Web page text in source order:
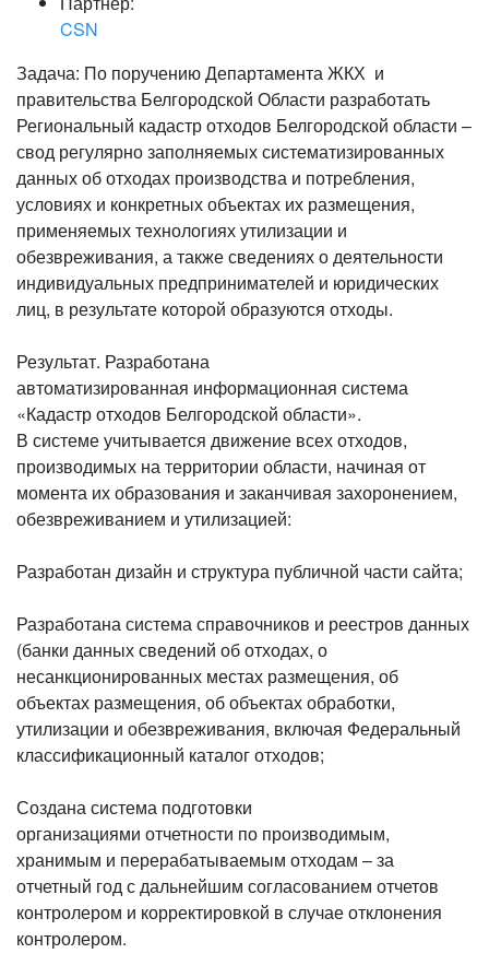
CSN
Задача: По поручению Департамента ЖКХ и
правительства Белгородской Области разработать
Региональный кадастр отходов Белгородской области –
свод регулярно заполняемых систематизированных
данных об отходах производства и потребления,
условиях и конкретных объектах их размещения,
применяемых технологиях утилизации и
обезвреживания, а также сведениях о деятельности
индивидуальных предпринимателей и юридических
лиц, в результате которой образуются отходы.
Результат. Разработана
автоматизированная информационная система
«Кадастр отходов Белгородской области».
В системе учитывается движение всех отходов,
производимых на территории области, начиная от
момента их образования и заканчивая захоронением,
обезвреживанием и утилизацией:
Разработан дизайн и структура публичной части сайта;
Разработана система справочников и реестров данных
(банки данных сведений об отходах, о
несанкционированных местах размещения, об
объектах размещения, об объектах обработки,
утилизации и обезвреживания, включая Федеральный
классификационный каталог отходов;
Создана система подготовки
организациями отчетности по производимым,
хранимым и перерабатываемым отходам – за
отчетный год с дальнейшим согласованием отчетов
контролером и корректировкой в случае отклонения
контролером.